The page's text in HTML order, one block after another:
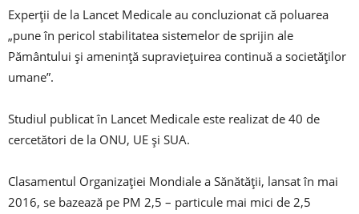
Experții de la Lancet Medicale au concluzionat că poluarea
„pune în pericol stabilitatea sistemelor de sprijin ale
Pământului și amenință supraviețuirea continuă a societăților
umane”.
Studiul publicat în Lancet Medicale este realizat de 40 de
cercetători de la ONU, UE și SUA.
Clasamentul Organizației Mondiale a Sănătății, lansat în mai
2016, se bazează pe PM 2,5 – particule mai mici de 2,5